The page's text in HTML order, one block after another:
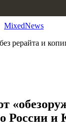
MixedNews
рерайта и
России и